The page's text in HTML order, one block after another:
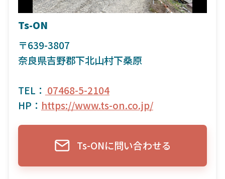
Ts-ON
〒639-3807
奈良県吉野郡下北山村下桑原
TEL： 07468-5-2104
HP： https://www.ts-on.co.jp/
Ts-ONに問い合わせる